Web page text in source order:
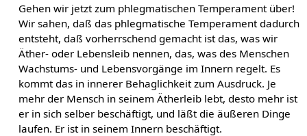
Gehen wir jetzt zum phlegmatischen Temperament über!
Wir sahen, daß das phlegmatische Temperament dadurch
entsteht, daß vorherrschend gemacht ist das, was wir
Äther- oder Lebensleib nennen, das, was des Menschen
Wachstums- und Lebensvorgänge im Innern regelt. Es
kommt das in innerer Behaglichkeit zum Ausdruck. Je
mehr der Mensch in seinem Ätherleib lebt, desto mehr ist
er in sich selber beschäftigt, und läßt die äußeren Dinge
laufen. Er ist in seinem Innern beschäftigt.